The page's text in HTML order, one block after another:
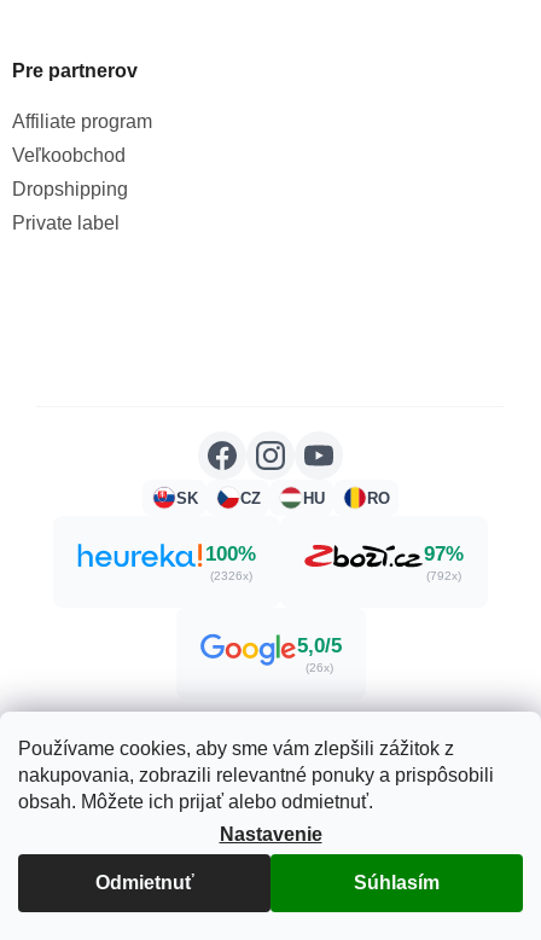
Používame cookies, aby sme vám zlepšili zážitok z
nakupovania, zobrazili relevantné ponuky a prispôsobili
obsah. Môžete ich prijať alebo odmietnuť.
Nastavenie
Odmietnuť Súhlasím
Pre partnerov
Affiliate program
Veľkoobchod
Dropshipping
Private label
SK CZ HU RO
100%
(2326x)
97%
(792x)
5,0/5
(26x)
Vytvoril Shoptet
Copyright 2026Herbatica.sk. Všetky práva vyhradené.
Upraviť nastavenie cookies